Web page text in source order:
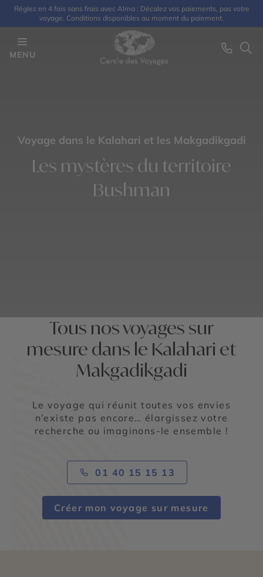
Réglez en 4 fois sans frais avec Alma : Décalez vos paiements, pas votre
voyage. Conditions disponibles au moment du paiement.
MENU
Voyage dans le Kalahari et les Makgadikgadi
Les mystères du territoire
Bushman
Tous nos voyages sur
mesure dans le Kalahari et
Makgadikgadi
Le voyage qui réunit toutes vos envies
n’existe pas encore… élargissez votre
recherche ou imaginons-le ensemble !
01 40 15 15 13
Créer mon voyage sur mesure